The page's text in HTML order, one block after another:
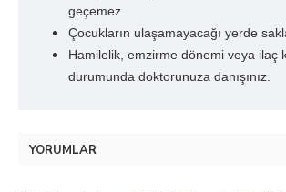
geçemez.
Çocukların ulaşamayacağı yerde
Hamilelik, emzirme dönemi veya ilaç
durumunda doktorunuza danışınız.
YORUMLAR